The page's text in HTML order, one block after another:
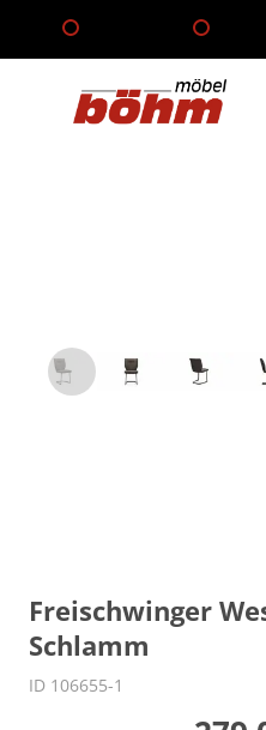
Freischwinger
Schlamm
ID 106655-1